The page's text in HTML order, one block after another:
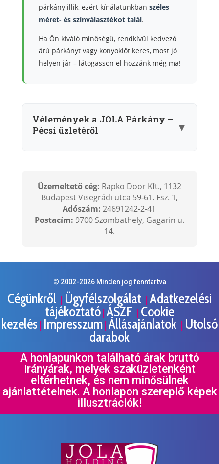
párkány illik, ezért kínálatunkban széles
méret- és színválasztékot talál.
Ha Ön kiváló minőségű, rendkívül kedvező
árú párkányt vagy könyöklőt keres, most jó
helyen jár – látogasson el hozzánk még ma!
Vélemények a JOLA Párkány –
Pécsi üzletéről
▼
Üzemeltető cég: Rapko Door Kft., 1132
Budapest Visegrádi utca 59-61. Fsz. 1,
Adószám: 24691242-2-41
Postacím: 9700 Szombathely, Gagarin u.
14.
© 2002-2026Minden jog fenntartva
Cégünkről | Ügyfélszolgálat | Adatkezelési
tájékoztató| ÁSZF | Cookie
kezelés | Impresszum | Állásajánlatok | Utolsó
darabok
A honlapunkon található árak bruttó
irányárak, melyek szaküzletenként
eltérhetnek, és nem minősülnek
ajánlattételnek. A honlapon szereplő képek
illusztrációk!